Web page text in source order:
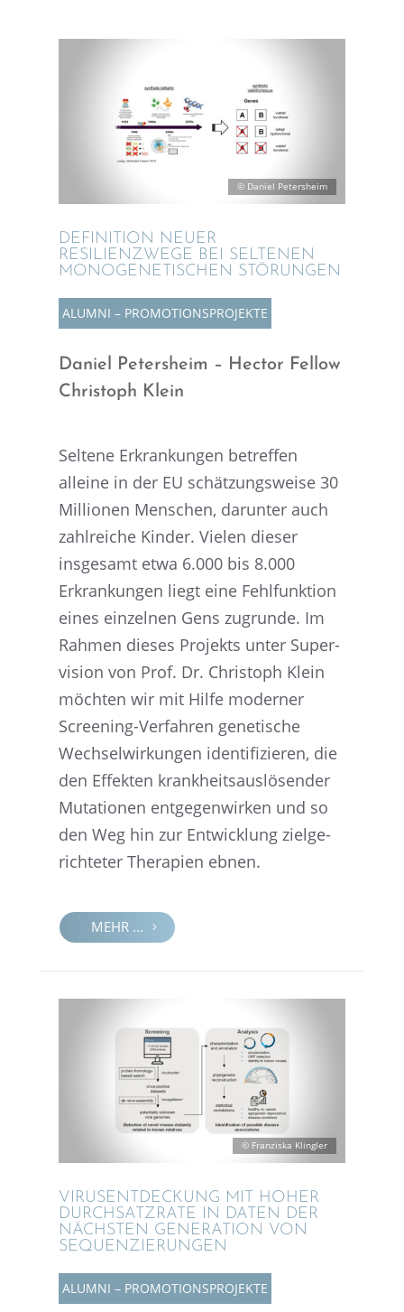
DEFINI­TION NEUER
RESILI­EN­Z­WEGE BEI SELTE­NEN
MONOGE­NETI­SCHEN STÖRUNGEN
ALUMNI – PROMO­TI­ONS­PRO­JEKTE
Daniel Peters­heim – Hector Fellow
Chris­toph Klein
Seltene Erkran­kun­gen betref­fen
alleine in der EU schät­zungs­weise 30
Millio­nen Menschen, darun­ter auch
zahlrei­che Kinder. Vielen dieser
insge­samt etwa 6.000 bis 8.000
Erkran­kun­gen liegt eine Fehlfunk­tion
eines einzel­nen Gens zugrunde. Im
Rahmen dieses Projekts unter Super­
vi­sion von Prof. Dr. Chris­toph Klein
möchten wir mit Hilfe moder­ner
Scree­ning-Verfah­ren geneti­sche
Wechsel­wir­kun­gen identi­fi­zie­ren, die
den Effek­ten krank­heits­aus­lö­sen­der
Mutatio­nen entge­gen­wir­ken und so
den Weg hin zur Entwick­lung zielge­
rich­te­ter Thera­pien ebnen.
MEHR ...
© Daniel Petersheim
VIRUS­ENT­DE­CKUNG MIT HOHER
DURCH­SATZ­RATE IN DATEN DER
NÄCHS­TEN GENERA­TION VON
SEQUENZIERUNGEN
ALUMNI – PROMO­TI­ONS­PRO­JEKTE
© Franziska Klingler